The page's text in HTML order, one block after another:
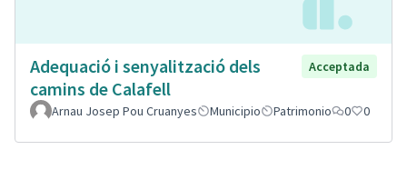
Adequació i senyalització dels
camins de Calafell
Acceptada
Arnau Josep Pou Cruanyes Municipio Patrimonio 0 0